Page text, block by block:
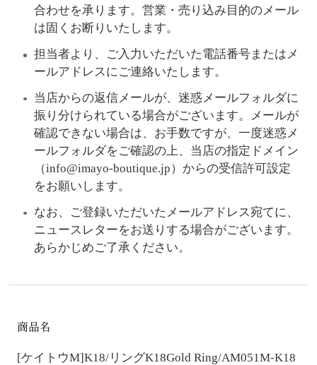
合わせを承ります。営業・売り込み目的のメール
は固くお断りいたします。
担当者より、ご入力いただいた電話番号またはメ
ールアドレスにご連絡いたします。
当店からの返信メールが、迷惑メールフォルダに
振り分けられている場合がございます。メールが
確認できない場合は、お手数ですが、一度迷惑メ
ールフォルダをご確認の上、当店の指定ドメイン
（info@imayo-boutique.jp）からの受信許可設定
をお願いします。
なお、ご登録いただいたメールアドレス宛てに、
ニュースレターをお送りする場合がございます。
あらかじめご了承ください。
商品名
[ケイトウM]K18/リングK18Gold Ring/AM051M-K18